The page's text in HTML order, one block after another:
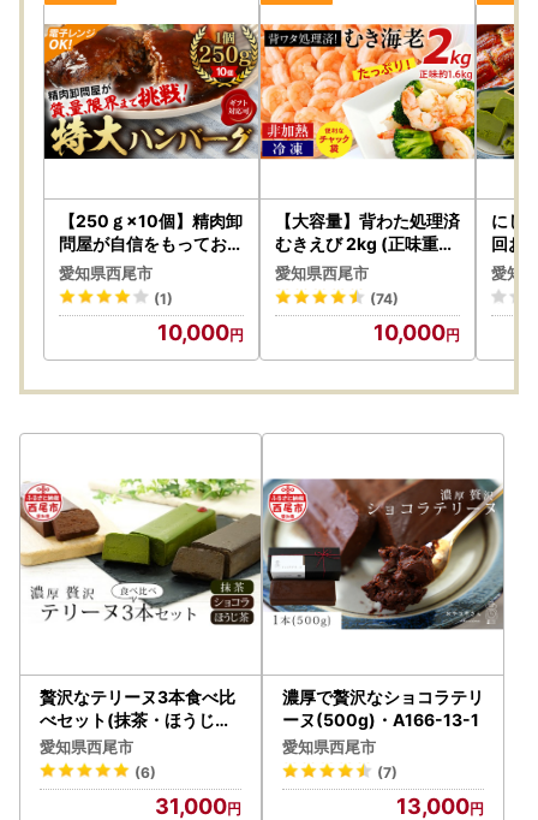
【250ｇ×10個】精肉卸
問屋が自信をもってお届
けする特大ハンバーグ（
デミグラスソース）・T
098
愛知県西尾市
(1)
10,000
【大容量】背わた処理済
むきえび 2kg (正味重量
1.6kg) 1kg×2袋《配達
不可エリア：北海道・沖
縄・離島》・K234-10
愛知県西尾市
(74)
10,000
にし
回お
愛知
贅沢なテリーヌ3本食べ比
べセット(抹茶・ほうじ茶
・ショコラ)・A168
愛知県西尾市
(6)
31,000
濃厚で贅沢なショコラテリ
ーヌ(500g)・A166-13-1
愛知県西尾市
(7)
13,000